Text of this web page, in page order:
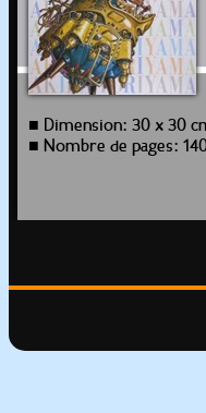
■ Dimension: 30 x 30
■ Nombre de pages: